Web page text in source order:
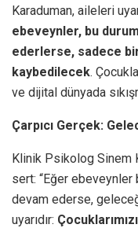
Karaduman, aileleri
ebeveynler, bu
ederlerse, sadece
kaybedilecek.
ve dijital dünyada
Çarpıcı Gerçek:
Klinik Psikolog Sinem
sert: “Eğer
devam ederse,
uyarıdır: